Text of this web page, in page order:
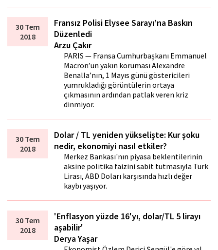
30 Tem
2018
Fransız Polisi Elysee Sarayı’na Baskın
Düzenledi
Arzu Çakır
PARIS — Fransa Cumhurbaşkanı Emmanuel
Macron’un yakın koruması Alexandre
Benalla’nın, 1 Mayıs günü göstericileri
yumrukladığı görüntülerin ortaya
çıkmasının ardından patlak veren kriz
dinmiyor.
30 Tem
2018
Dolar / TL yeniden yükselişte: Kur şoku
nedir, ekonomiyi nasıl etkiler?
Merkez Bankası'nın piyasa beklentilerinin
aksine politika faizini sabit tutmasıyla Türk
Lirası, ABD Doları karşısında hızlı değer
kaybı yaşıyor.
30 Tem
2018
'Enflasyon yüzde 16'yı, dolar/TL 5 lirayı
aşabilir'
Derya Yaşar